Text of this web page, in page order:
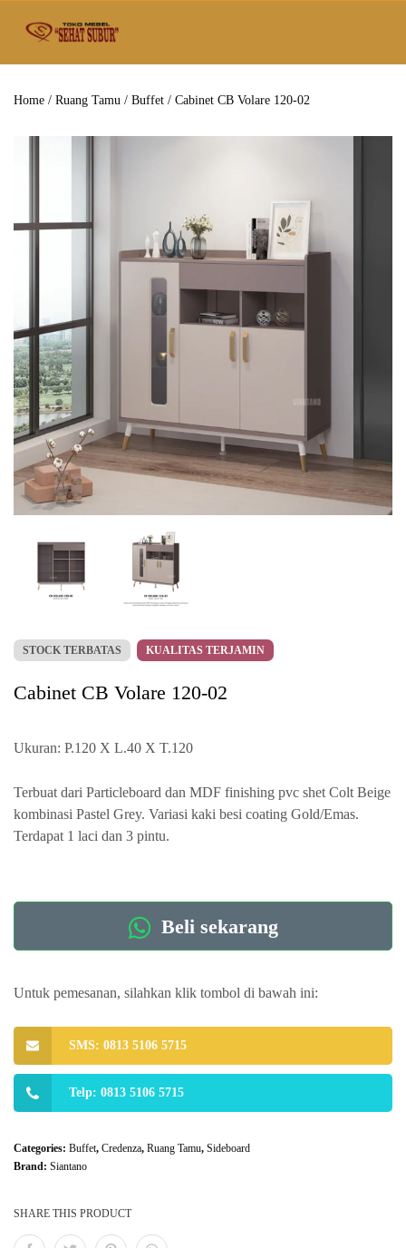
Home / Ruang Tamu / Buffet / Cabinet CB Volare 120-02
STOCK TERBATAS KUALITAS TERJAMIN
Cabinet CB Volare 120-02
Ukuran: P.120 X L.40 X T.120
Terbuat dari Particleboard dan MDF finishing pvc shet Colt Beige
kombinasi Pastel Grey. Variasi kaki besi coating Gold/Emas.
Terdapat 1 laci dan 3 pintu.
Beli sekarang
Untuk pemesanan, silahkan klik tombol di bawah ini:
SMS: 0813 5106 5715
Telp: 0813 5106 5715
Categories: Buffet, Credenza, Ruang Tamu, Sideboard
Brand: Siantano
SHARE THIS PRODUCT